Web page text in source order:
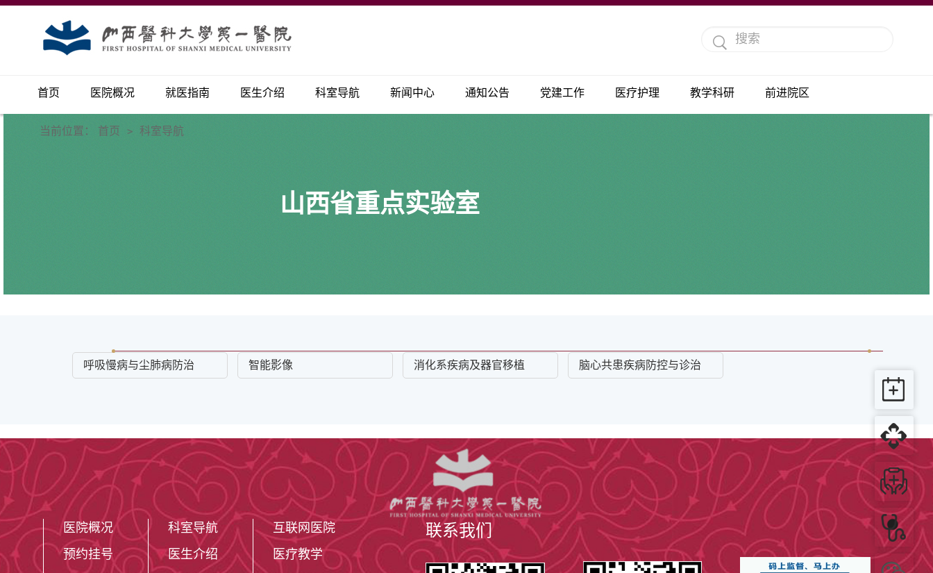
首页 医院概况 就医指南 医生介绍 科室导航 新闻中心 通知公告 党建工作 医疗护理 教学科研 前进院区
当前位置： 首页 > 科室导航
山西省重点实验室
呼吸慢病与尘肺病防治 智能影像 消化系疾病及器官移植 脑心共患疾病防控与诊治
医院概况
预约挂号
科室导航
医生介绍
互联网医院
医疗教学
联系我们